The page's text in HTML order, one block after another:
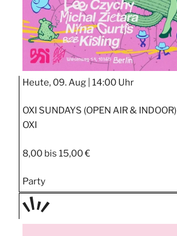
Heute, 09. Aug | 14:00 Uhr
OXI SUNDAYS (OPEN AIR & INDOOR)
OXI
8,00 bis 15,00 €
Party
TAGE